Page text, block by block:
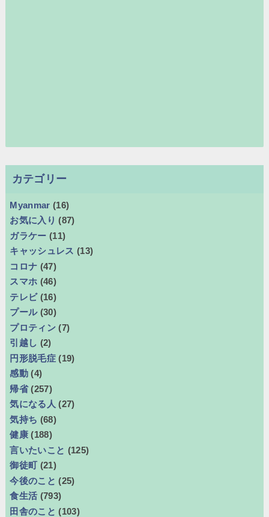
カテゴリー
Myanmar (16)
お気に入り (87)
ガラケー (11)
キャッシュレス (13)
コロナ (47)
スマホ (46)
テレビ (16)
プール (30)
プロティン (7)
引越し (2)
円形脱毛症 (19)
感動 (4)
帰省 (257)
気になる人 (27)
気持ち (68)
健康 (188)
言いたいこと (125)
御徒町 (21)
今後のこと (25)
食生活 (793)
田舎のこと (103)